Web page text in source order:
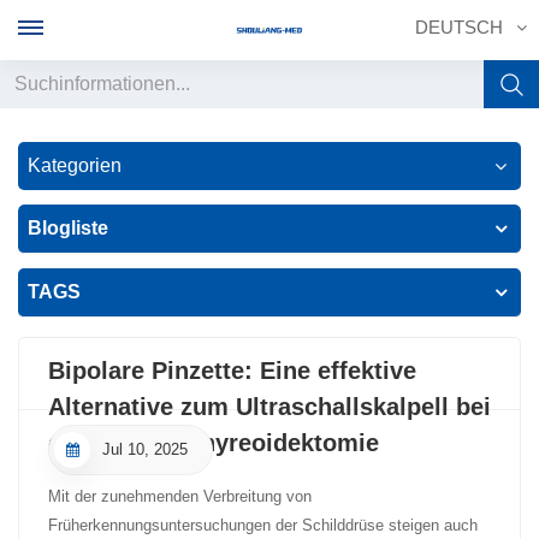
DEUTSCH
English
français
Deutsch
italiano
español
中文
Kategorien
Blogliste
TAGS
Bipolare Pinzette: Eine effektive
Alternative zum Ultraschallskalpell bei
der offenen Thyreoidektomie
Jul 10, 2025
Mit der zunehmenden Verbreitung von
Früherkennungsuntersuchungen der Schilddrüse steigen auch